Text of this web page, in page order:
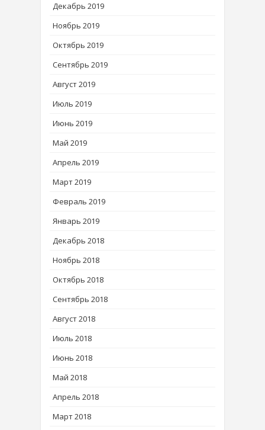
Декабрь 2019
Ноябрь 2019
Октябрь 2019
Сентябрь 2019
Август 2019
Июль 2019
Июнь 2019
Май 2019
Апрель 2019
Март 2019
Февраль 2019
Январь 2019
Декабрь 2018
Ноябрь 2018
Октябрь 2018
Сентябрь 2018
Август 2018
Июль 2018
Июнь 2018
Май 2018
Апрель 2018
Март 2018